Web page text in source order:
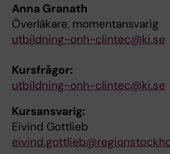
Anna Granath
Överläkare, momentansvarig
utbildning-onh-clintec@ki.se
Kursfrågor:
utbildning-onh-clintec@ki.se
Kursansvarig:
Eivind Gottlieb